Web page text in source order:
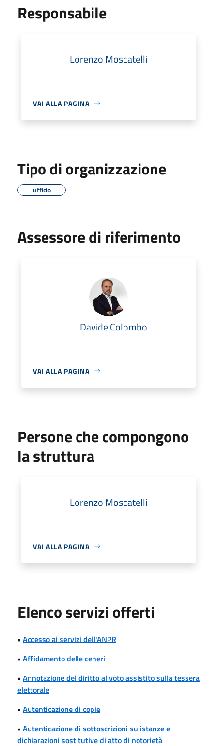
Responsabile
Lorenzo Moscatelli
VAI ALLA PAGINA
Tipo di organizzazione
ufficio
Assessore di riferimento
Davide Colombo
VAI ALLA PAGINA
Persone che compongono
la struttura
Lorenzo Moscatelli
VAI ALLA PAGINA
Elenco servizi offerti
• Accesso ai servizi dell'ANPR
• Affidamento delle ceneri
• Annotazione del diritto al voto assistito sulla tessera
elettorale
• Autenticazione di copie
• Autenticazione di sottoscrizioni su istanze e
dichiarazioni sostitutive di atto di notorietà